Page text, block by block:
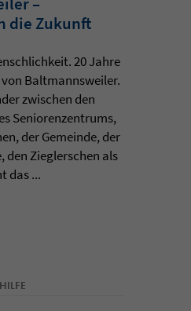
die Zukunft
20 Jahre
Baltmannsweiler.
zwischen den
Seniorenzentrums,
der Gemeinde, der
den Zieglerschen als
das ...